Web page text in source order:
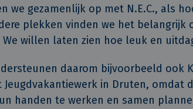
we gezamenlijk op met N.E.C., als
plekken vinden we het belangrijk
We willen laten zien hoe leuk en
daarom bijvoorbeeld ook
Jeugdvakantiewerk in Druten, omdat
handen te werken en samen